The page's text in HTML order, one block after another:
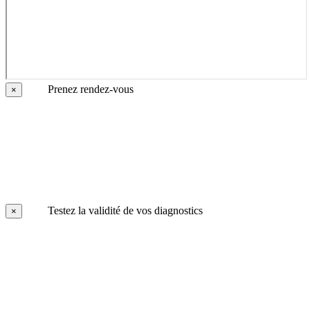
× Prenez rendez-vous
× Testez la validité de vos diagnostics